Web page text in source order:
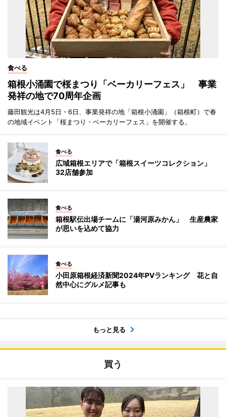
食べる
箱根小涌園で桜まつり「ベーカリーフェス」 事業
発祥の地で70周年企画
藤田観光は4月5日・6日、事業発祥の地「箱根小涌園」（箱根町）で春
の地域イベント「桜まつり・ベーカリーフェス」を開催する。
食べる
広域箱根エリアで「箱根スイーツコレクション」
32店舗参加
食べる
箱根駅伝出場チームに「湯河原みかん」 生産農家
が思いを込めて協力
食べる
小田原箱根経済新聞2024年PVランキング 花と自
然中心にグルメ記事も
もっと見る
買う